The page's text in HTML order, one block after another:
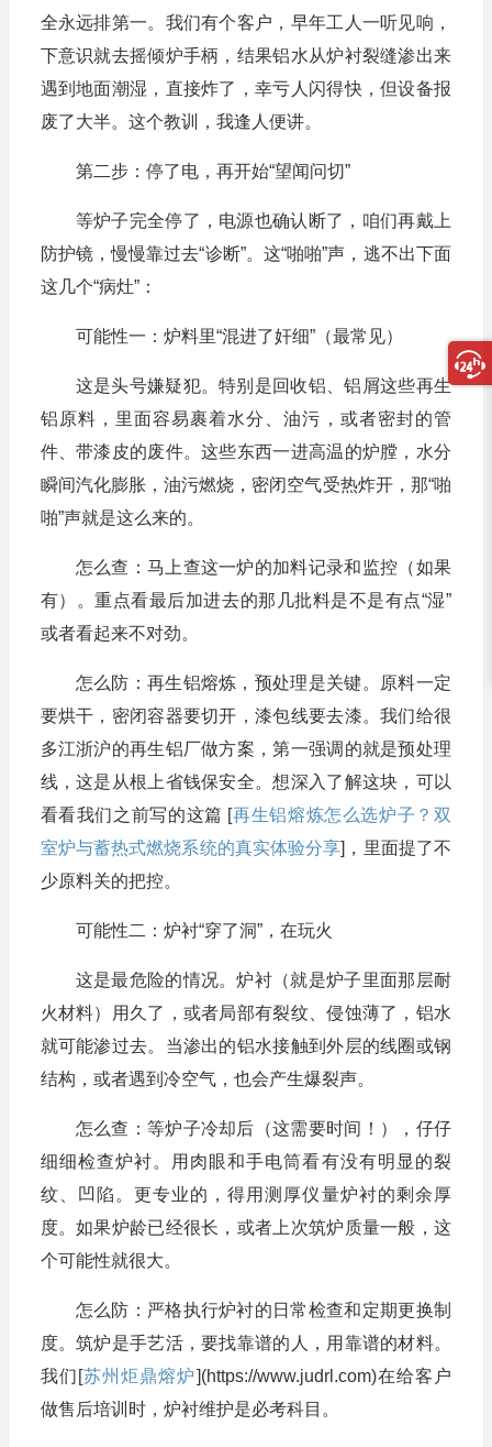
全永远排第一。我们有个客户，早年工人一听见响，
下意识就去摇倾炉手柄，结果铝水从炉衬裂缝渗出来
遇到地面潮湿，直接炸了，幸亏人闪得快，但设备报
废了大半。这个教训，我逢人便讲。
第二步：停了电，再开始“望闻问切”
等炉子完全停了，电源也确认断了，咱们再戴上
防护镜，慢慢靠过去“诊断”。这“啪啪”声，逃不出下面
这几个“病灶”：
可能性一：炉料里“混进了奸细”（最常见）
这是头号嫌疑犯。特别是回收铝、铝屑这些再生
铝原料，里面容易裹着水分、油污，或者密封的管
件、带漆皮的废件。这些东西一进高温的炉膛，水分
瞬间汽化膨胀，油污燃烧，密闭空气受热炸开，那“啪
啪”声就是这么来的。
怎么查：马上查这一炉的加料记录和监控（如果
有）。重点看最后加进去的那几批料是不是有点“湿”
或者看起来不对劲。
怎么防：再生铝熔炼，预处理是关键。原料一定
要烘干，密闭容器要切开，漆包线要去漆。我们给很
多江浙沪的再生铝厂做方案，第一强调的就是预处理
线，这是从根上省钱保安全。想深入了解这块，可以
看看我们之前写的这篇 [再生铝熔炼怎么选炉子？双
室炉与蓄热式燃烧系统的真实体验分享]，里面提了不
少原料关的把控。
可能性二：炉衬“穿了洞”，在玩火
这是最危险的情况。炉衬（就是炉子里面那层耐
火材料）用久了，或者局部有裂纹、侵蚀薄了，铝水
就可能渗过去。当渗出的铝水接触到外层的线圈或钢
结构，或者遇到冷空气，也会产生爆裂声。
怎么查：等炉子冷却后（这需要时间！），仔仔
细细检查炉衬。用肉眼和手电筒看有没有明显的裂
纹、凹陷。更专业的，得用测厚仪量炉衬的剩余厚
度。如果炉龄已经很长，或者上次筑炉质量一般，这
个可能性就很大。
怎么防：严格执行炉衬的日常检查和定期更换制
度。筑炉是手艺活，要找靠谱的人，用靠谱的材料。
我们[苏州炬鼎熔炉](https://www.judrl.com)在给客户
做售后培训时，炉衬维护是必考科目。